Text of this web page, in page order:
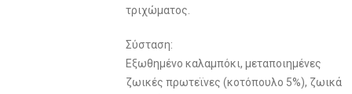
τριχώματος.
Σύσταση:
Εξωθημένο καλαμπόκι, μεταποιημένες
ζωικές πρωτεϊνες (κοτόπουλο 5%), ζωικά